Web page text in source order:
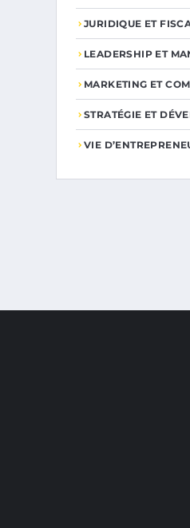
JURIDIQUE ET
LEADERSHIP ET
MARKETING ET
STRATÉGIE ET
VIE